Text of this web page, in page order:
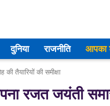
दुनिया राजनीति आपका
तैयारियों की समीक्षा
रजत जयंती